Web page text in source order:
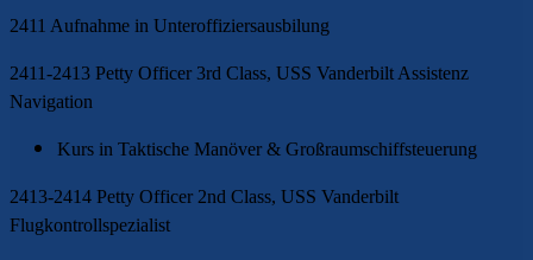
2411 Aufnahme in Unteroffiziersausbilung
2411-2413 Petty Officer 3rd Class, USS Vanderbilt Assistenz
Navigation
Kurs in Taktische Manöver & Großraumschiffsteuerung
2413-2414 Petty Officer 2nd Class, USS Vanderbilt
Flugkontrollspezialist